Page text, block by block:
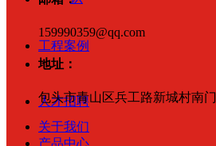
工程案例
人才招聘
159990359@qq.com
地址：
包头市青山区兵工路新城村南门
关于我们